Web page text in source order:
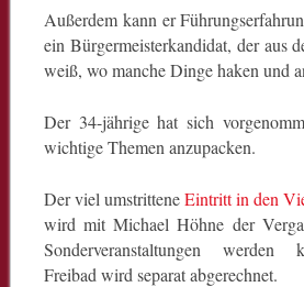
Außerdem kann er
ein Bürgermeisterkandidat, der aus
weiß, wo manche Dinge haken und
Der 34-jährige hat sich
wichtige Themen anzupacken.
Der viel umstritteneEintritt in den
wird mit Michael Höhne der
Sonderveranstaltungen werden
Freibad wird separat abgerechnet.